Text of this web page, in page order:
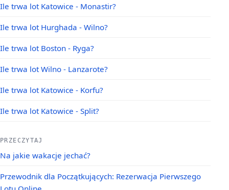
Ile trwa lot Katowice - Monastir?
Ile trwa lot Hurghada - Wilno?
Ile trwa lot Boston - Ryga?
Ile trwa lot Wilno - Lanzarote?
Ile trwa lot Katowice - Korfu?
Ile trwa lot Katowice - Split?
PRZECZYTAJ
Na jakie wakacje jechać?
Przewodnik dla Początkujących: Rezerwacja Pierwszego